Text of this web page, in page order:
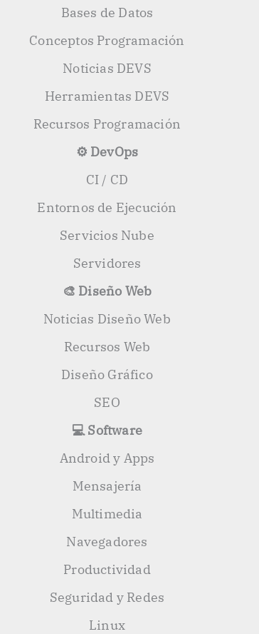
Bases de Datos
Conceptos Programación
Noticias DEVS
Herramientas DEVS
Recursos Programación
⚙️ DevOps
CI / CD
Entornos de Ejecución
Servicios Nube
Servidores
🎨 Diseño Web
Noticias Diseño Web
Recursos Web
Diseño Gráfico
SEO
💻 Software
Android y Apps
Mensajería
Multimedia
Navegadores
Productividad
Seguridad y Redes
Linux